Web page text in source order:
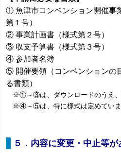
① 魚津市コンベンション開催事
第１号）
② 事業計画書（様式第２号）
③ 収支予算書（様式第３号）
④ 参加者名簿
⑤ 開催要領（コンベンションの
る書類）
※①～③は、ダウンロードのうえ、
※④～⑤は、特に様式は定めていま
５．内容に変更・中止等が